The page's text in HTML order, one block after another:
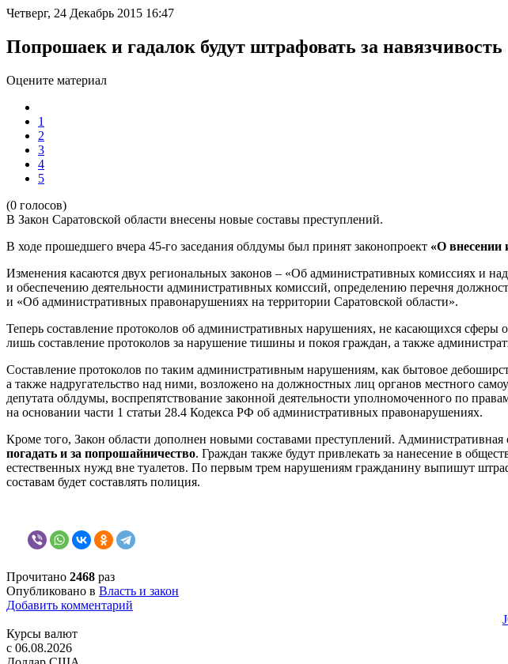
Четверг, 24 Декабрь 2015 16:47
Попрошаек и гадалок будут штрафовать за навязчивость
Оцените материал
1
2
3
4
5
(0 голосов)
В Закон Саратовской области внесены новые составы преступлений.
В ходе прошедшего вчера 45-го заседания облдумы был принят законопроект «О внесении
Изменения касаются двух региональных законов – «Об административных комиссиях и
и обеспечению деятельности административных комиссий, определению перечня
и «Об административных правонарушениях на территории Саратовской области».
Теперь составление протоколов об административных нарушениях, не касающихся
лишь составление протоколов за нарушение тишины и покоя граждан, а также
Составление протоколов по таким административным нарушениям, как бытовое
а также надругательство над ними, возложено на должностных лиц органов местного
депутата облдумы, воспрепятствование законной деятельности уполномоченного по
на основании части 1 статьи 28.4 Кодекса РФ об административных правонарушениях.
Кроме того, Закон области дополнен новыми составами преступлений. Административная
погадать и за попрошайничество. Граждан также будут привлекать за нанесение в
естественных нужд вне туалетов. По первым трем нарушениям гражданину выпишут
составам будет составлять полиция.
Прочитано 2468 раз
Опубликовано в Власть и закон
Добавить комментарий
Курсы валют
c 06.08.2026